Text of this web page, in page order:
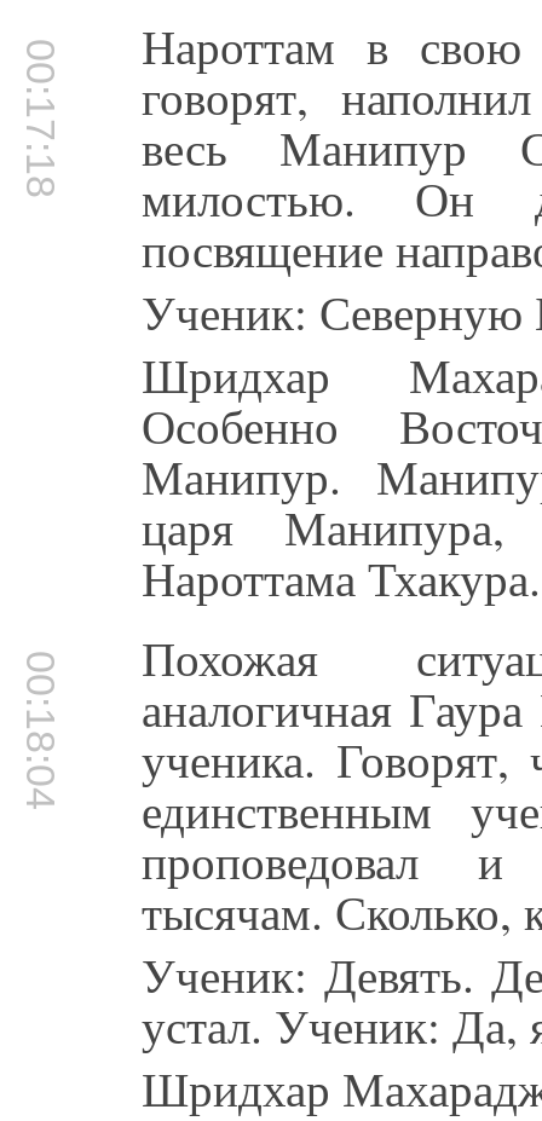
00:17:18 Нароттам в свою
говорят,
весь Манипур
милостью. Он
посвящение
Ученик: Северную
Шридхар
Особенно
Манипур.
царя
Нароттама Тхакура.
00:18:04 Похожая
аналогичная
ученика.
единственным
проповедовал
тысячам. Сколько,
Ученик: Девять.
устал. Ученик: Да,
Шридхар